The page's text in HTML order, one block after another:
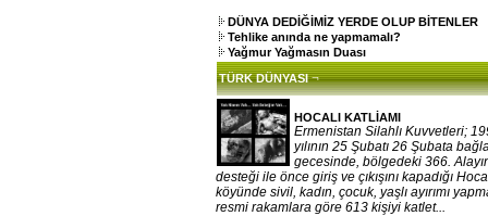
DÜNYA DEDİĞİMİZ YERDE OLUP BİTENLER
Tehlike anında ne yapmamalı?
Yağmur Yağmasın Duası
TÜRK DÜNYASI ¬
HOCALI KATLİAMI
Ermenistan Silahlı Kuvvetleri;
yılının 25 Şubatı 26 Şubata
gecesinde, bölgedeki 366.
desteği ile önce giriş ve çıkışını kapadığı
köyünde sivil, kadın, çocuk, yaşlı ayırımı
resmi rakamlara göre 613 kişiyi katlet...